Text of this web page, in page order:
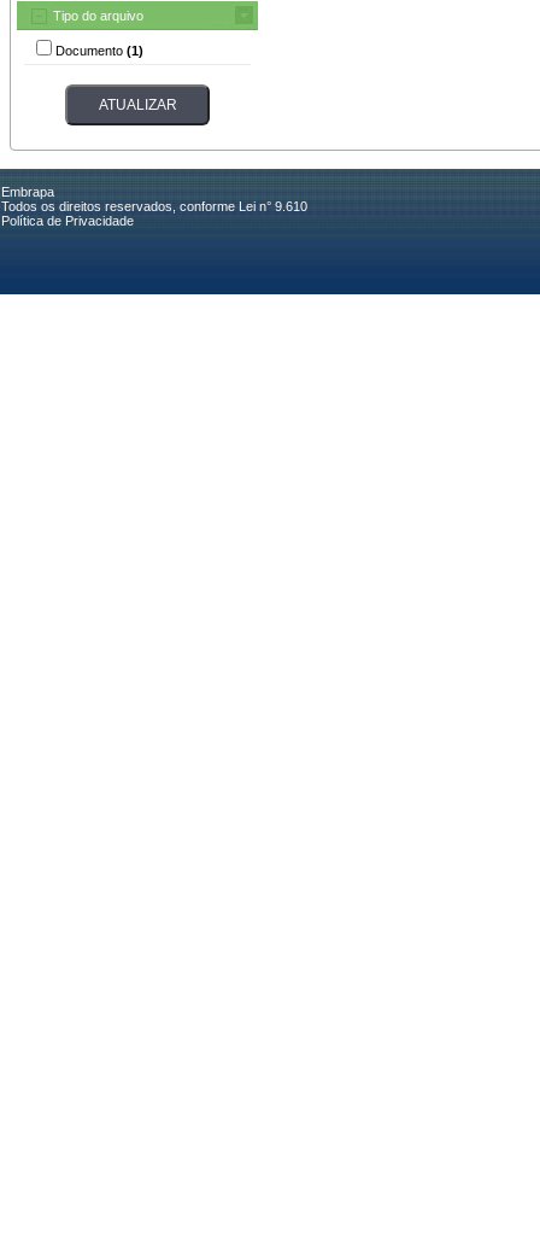
Tipo do arquivo
Documento (1)
Embrapa
Todos os direitos reservados, conforme Lei n° 9.610
Política de Privacidade